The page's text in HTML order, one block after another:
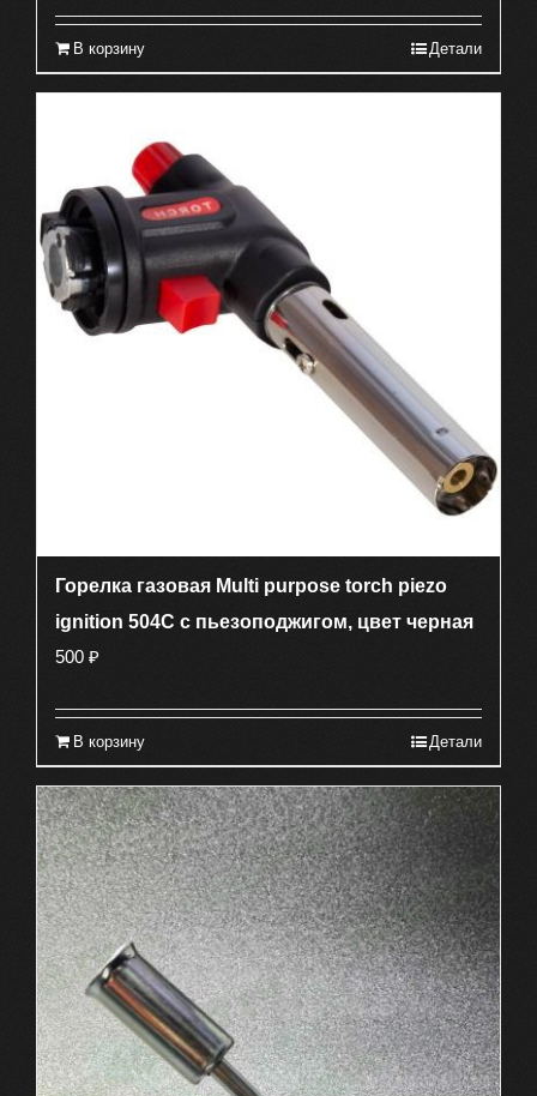
В корзину Детали
Горелка газовая Multi purpose torch piezo
ignition 504C c пьезоподжигом, цвет черная
500 ₽
В корзину Детали